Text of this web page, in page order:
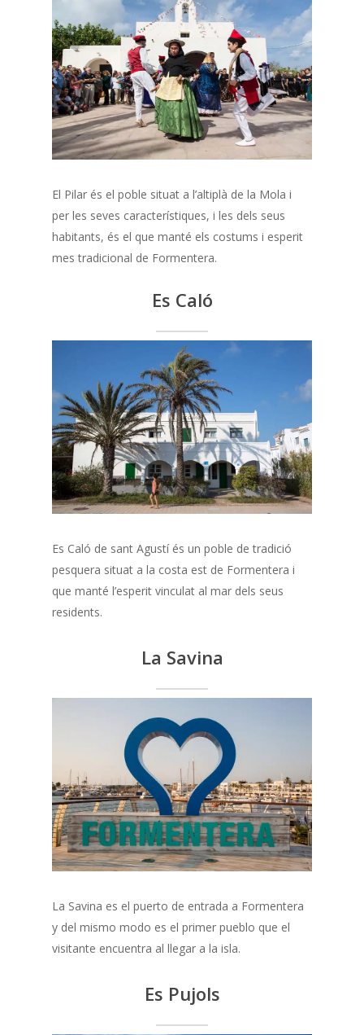
El Pilar és el poble situat a l’altiplà de la Mola i
per les seves característiques, i les dels seus
habitants, és el que manté els costums i esperit
mes tradicional de Formentera.
Es Caló
Es Caló de sant Agustí és un poble de tradició
pesquera situat a la costa est de Formentera i
que manté l’esperit vinculat al mar dels seus
residents.
La Savina
La Savina es el puerto de entrada a Formentera
y del mismo modo es el primer pueblo que el
visitante encuentra al llegar a la isla.
Es Pujols